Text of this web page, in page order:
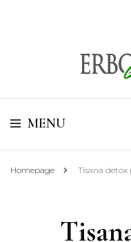
Vendita di Botaniche, Erbe e
MENU
Homepage Tisana